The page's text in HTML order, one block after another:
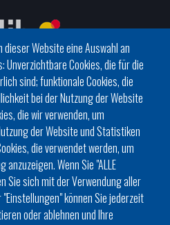
Website eine Auswahl an
Unverzichtbare Cookies, die für die
sind; funktionale Cookies, die
bei der Nutzung der Website
die wir verwenden, um
der Website und Statistiken
die verwendet werden, um
Wenn Sie "ALLE
Sie sich mit der Verwendung aller
können Sie jederzeit
oder ablehnen und Ihre
111 07010 Palma
- Fax 971 763102